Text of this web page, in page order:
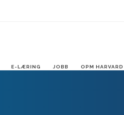
E-LÆRING JOBB OPM HARVARD